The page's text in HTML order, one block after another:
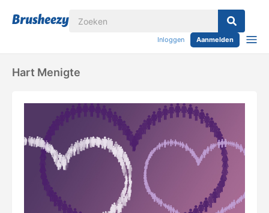
Inloggen Aanmelden
Hart Menigte